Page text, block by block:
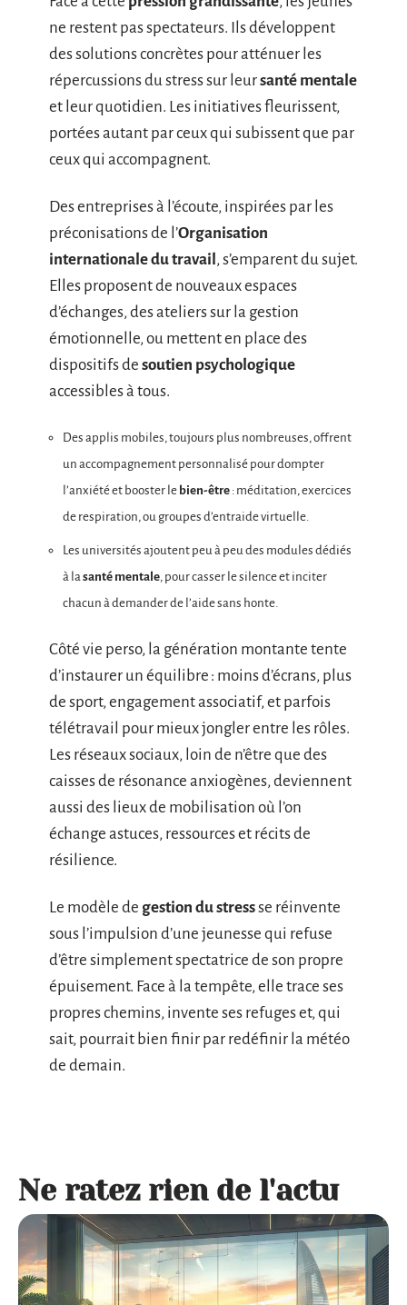
ne restent pas spectateurs. Ils développent
des solutions concrètes pour atténuer les
répercussions du stress sur leursanté mentale
et leur quotidien. Les initiatives fleurissent,
portées autant par ceux qui subissent que par
ceux qui accompagnent.
Des entreprises à l’écoute, inspirées par les
préconisations de l’Organisation
internationale du travail, s’emparent du sujet.
Elles proposent de nouveaux espaces
d’échanges, des ateliers sur la gestion
émotionnelle, ou mettent en place des
dispositifs de soutien psychologique
accessibles à tous.
Des applis mobiles, toujours plus nombreuses, offrent
un accompagnement personnalisé pour dompter
l’anxiété et booster le bien-être : méditation, exercices
de respiration, ou groupes d’entraide virtuelle.
Les universités ajoutent peu à peu des modules dédiés
à la santé mentale, pour casser le silence et inciter
chacun à demander de l’aide sans honte.
Côté vie perso, la génération montante tente
d’instaurer un équilibre : moins d’écrans, plus
de sport, engagement associatif, et parfois
télétravail pour mieux jongler entre les rôles.
Les réseaux sociaux, loin de n’être que des
caisses de résonance anxiogènes, deviennent
aussi des lieux de mobilisation où l’on
échange astuces, ressources et récits de
résilience.
Le modèle de gestion du stressse réinvente
sous l’impulsion d’une jeunesse qui refuse
d’être simplement spectatrice de son propre
épuisement. Face à la tempête, elle trace ses
propres chemins, invente ses refuges et, qui
sait, pourrait bien finir par redéfinir la météo
de demain.
Ne ratez rien de l'actu